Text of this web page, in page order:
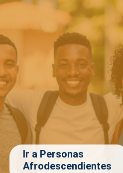
Ir a Personas
Afrodescendientes